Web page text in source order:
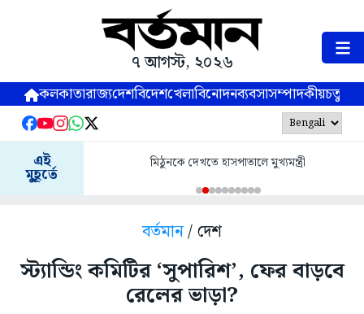
৭ আগস্ট, ২০২৬
কলকাতারাজ্যদেশবিদেশখেলাবিনোদনব্যবসাসম্পাদকীয়
এই
মুহূর্তে
মিঠুনকে দেখতে হাসপাতালে মুখ্যমন্ত্রী
বর্তমান/ দেশ
স্ট্যান্ডিং কমিটির ‘সুপারিশ’, ফের বাড়বে
রেলের ভাড়া?